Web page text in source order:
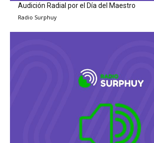
Audición Radial por el Día del Maestro
Radio Surphuy